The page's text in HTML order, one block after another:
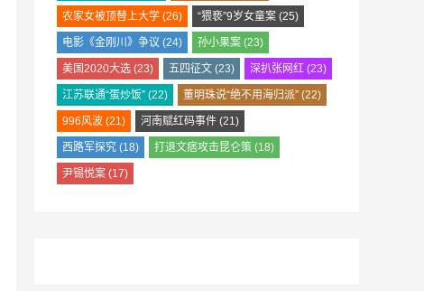
农家女被顶替上大学 (26) “猥亵”9岁女童案 (25)
电影《金刚川》争议 (24) 孙小果案 (23)
美国2020大选 (23) 五四征文 (23) 深扒张网红 (23)
江苏联通“蛋炒饭” (22) 董明珠说“绝不用海归派” (22)
996风波 (21) 河南赋红码事件 (21)
西路军探究 (18) 打退文痞攻击昆仑策 (18)
尹锡悦案 (17)